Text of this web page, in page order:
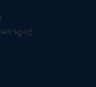
भट्टराई